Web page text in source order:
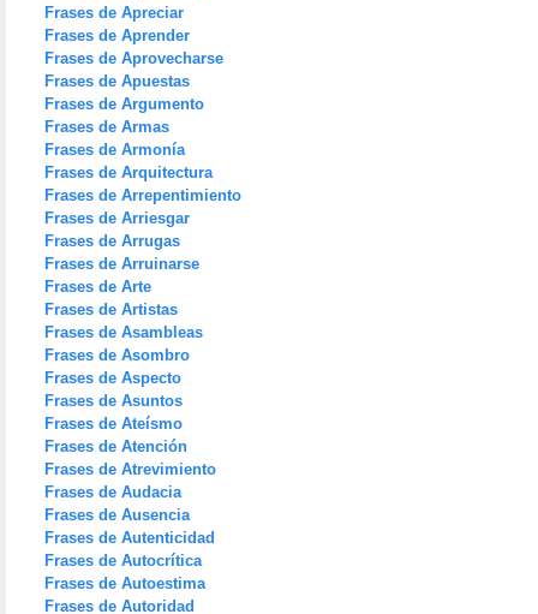
Frases de Apreciar
Frases de Aprender
Frases de Aprovecharse
Frases de Apuestas
Frases de Argumento
Frases de Armas
Frases de Armonía
Frases de Arquitectura
Frases de Arrepentimiento
Frases de Arriesgar
Frases de Arrugas
Frases de Arruinarse
Frases de Arte
Frases de Artistas
Frases de Asambleas
Frases de Asombro
Frases de Aspecto
Frases de Asuntos
Frases de Ateísmo
Frases de Atención
Frases de Atrevimiento
Frases de Audacia
Frases de Ausencia
Frases de Autenticidad
Frases de Autocrítica
Frases de Autoestima
Frases de Autoridad